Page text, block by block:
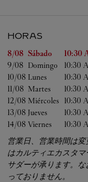
HORAS
Día de la semana Horas
8/08 Sábado 10:30
9/08 Domingo 10:30
10/08 Lunes 10:30
11/08 Martes 10:30
12/08 Miércoles 10:30
13/08 Jueves 10:30
14/08 Viernes 10:30
営業日、営業時間は
はカルティエカスタ
サダーが承ります。
っておりません。